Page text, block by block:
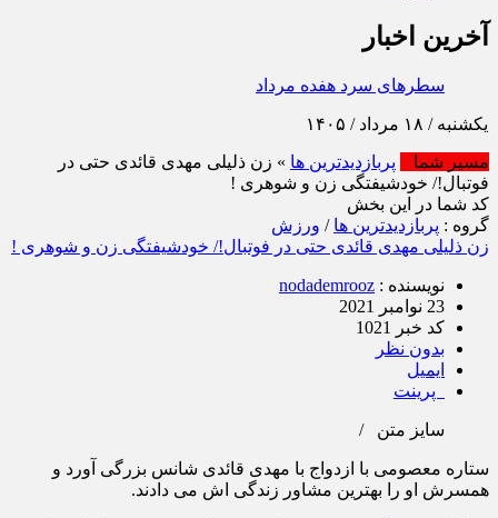
آخرین اخبار
سطرهای سرد هفده مرداد
/ ۱۴۰۵
مسیر شما
پربازدیدترین ها » زن ذلیلی مهدی قائدی حتی در
فوتبال!/ خودشیفتگی زن و شوهری !
کد شما در این بخش
گروه : پربازدیدترین ها / ورزش
زن ذلیلی مهدی قائدی حتی در فوتبال!/ خودشیفتگی زن و شوهری !
نویسنده : nodademrooz
23 نوامبر 2021
کد خبر 1021
بدون نظر
ایمیل
پرینت
سایز متن /
ستاره معصومی با ازدواج با مهدی قائدی شانس بزرگی آورد و
همسرش او را بهترین مشاور زندگی اش می دادند.